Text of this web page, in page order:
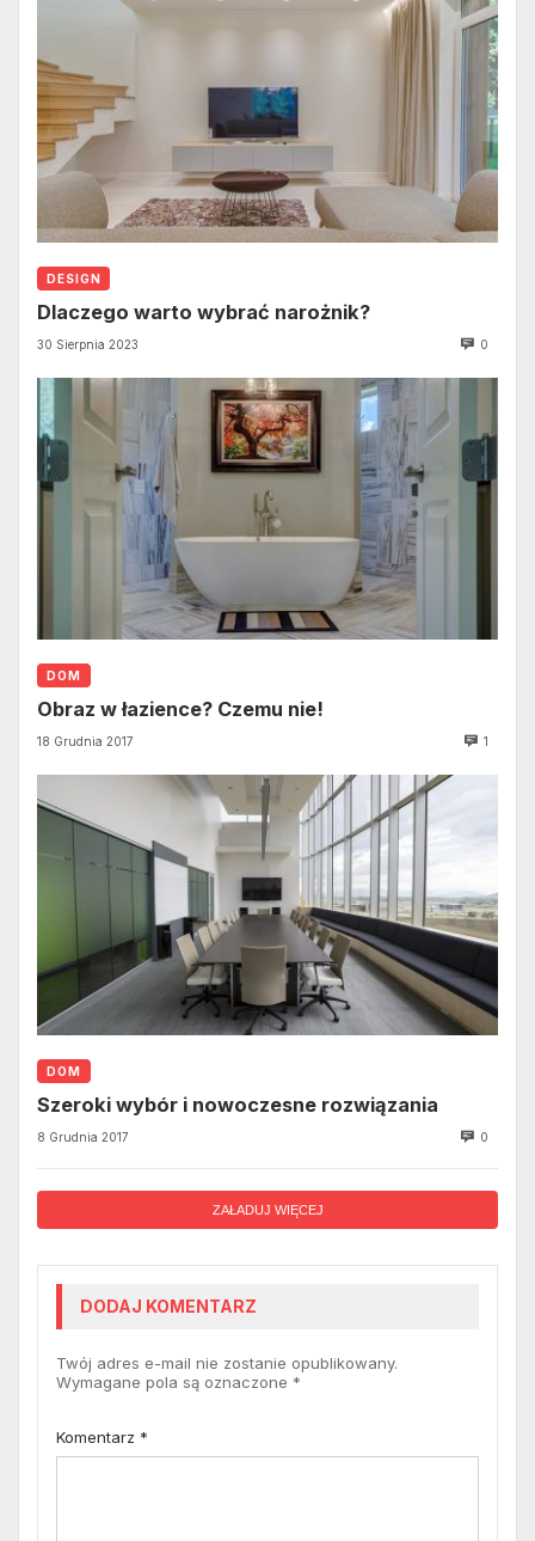
DESIGN
Dlaczego warto wybrać narożnik?
30 Sierpnia 2023 0
DOM
Obraz w łazience? Czemu nie!
18 Grudnia 2017 1
DOM
Szeroki wybór i nowoczesne rozwiązania
8 Grudnia 2017 0
ZAŁADUJ WIĘCEJ
DODAJ KOMENTARZ
Twój adres e-mail nie zostanie opublikowany.
Wymagane pola są oznaczone *
Komentarz *